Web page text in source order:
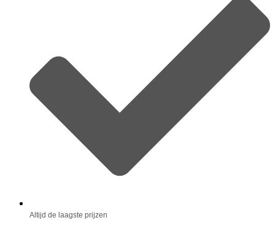
Altijd de laagste prijzen